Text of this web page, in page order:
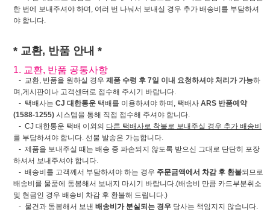
한 번에 보내주셔야 하며, 여러 번 나눠서 보내실 경우 추가 배송비를 부담하셔
야 합니다.
* 교환, 반품 안내 *
1. 교환, 반품 공통사항
- 교환, 반품을 원하실 경우 제품 수령 후 7일 이내 요청하셔야 처리가 가능하
며,게시판이나 고객센터로 접수해 주시기 바랍니다.
- 택배사는 CJ 대한통운 택배를 이용하셔야 하며, 택배사 ARS 반품예약
(1588-1255) 시스템을 통해 직접 접수해 주셔야 합니다.
- CJ 대한통운 택배 이외의 다른 택배사로 착불로 보내주실 경우 추가 배송비
를 부담하셔야 합니다. 선불 발송은 가능합니다.
- 제품을 보내주실 때는 배송 중 파손되지 않도록 받으신 그대로 단단히 포장
하셔서 보내주셔야 합니다.
- 배송비를 고객께서 부담하셔야 하는 경우 주문금액에서 차감 후 환불되므로
배송비를 물품에 동봉해서 보내지 마시기 바랍니다.(배송비 만큼 카드부분취소
및 현금인 경우 배송비 차감 후 환불해 드립니다.)
- 물건과 동봉해서 보낸 배송비가 분실되는 경우 당사는 책임지지 않습니다.